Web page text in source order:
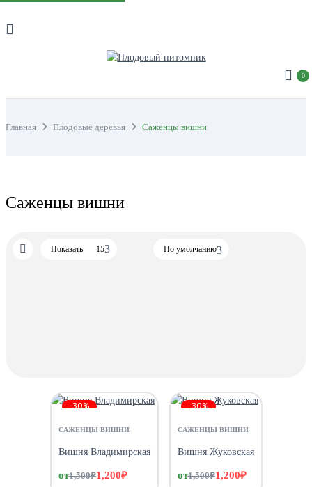
0
Главная Плодовые деревья Саженцы вишни
Саженцы вишни
По умолчанию
Показать 15
-30%
САЖЕНЦЫ ВИШНИ
Вишня Владимирская
от1,500₽1,200₽
-30%
САЖЕНЦЫ ВИШНИ
Вишня Жуковская
от1,500₽1,200₽